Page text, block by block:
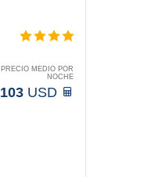
PRECIO MEDIO POR
NOCHE
103 USD